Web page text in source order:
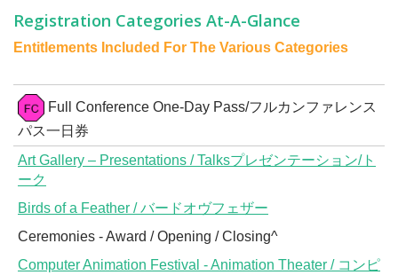
Registration Categories At-A-Glance
Entitlements Included For The Various Categories
Full Conference One-Day Pass/フルカンファレンス
パス一日券
Art Gallery – Presentations / Talksプレゼンテーション/ト
ーク
Birds of a Feather / バードオヴフェザー
Ceremonies - Award / Opening / Closing^
Computer Animation Festival - Animation Theater / コンピ